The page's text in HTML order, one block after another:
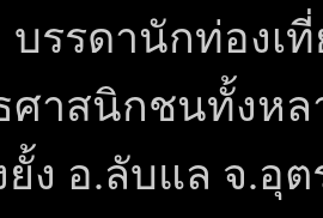
บรรดานักท่องเ
าสนิกชนทั้งหล
ยั้ง อ.ลับแล จ.อุ